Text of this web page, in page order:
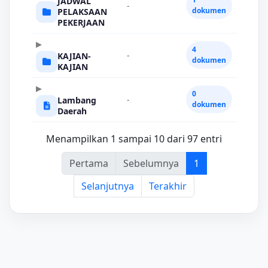
PELAKSAAN
PEKERJAAN
-
dokumen
KAJIAN-
KAJIAN
-
4
dokumen
Lambang
Daerah
-
0
dokumen
Menampilkan 1 sampai 10 dari 97 entri
Pertama
Sebelumnya
1
Selanjutnya
Terakhir